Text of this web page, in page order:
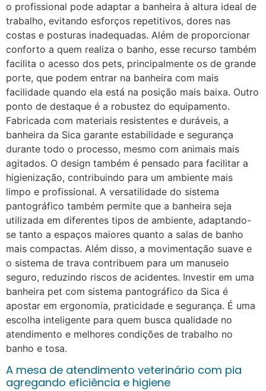
o profissional pode adaptar a banheira à altura ideal de
trabalho, evitando esforços repetitivos, dores nas
costas e posturas inadequadas. Além de proporcionar
conforto a quem realiza o banho, esse recurso também
facilita o acesso dos pets, principalmente os de grande
porte, que podem entrar na banheira com mais
facilidade quando ela está na posição mais baixa. Outro
ponto de destaque é a robustez do equipamento.
Fabricada com materiais resistentes e duráveis, a
banheira da Sica garante estabilidade e segurança
durante todo o processo, mesmo com animais mais
agitados. O design também é pensado para facilitar a
higienização, contribuindo para um ambiente mais
limpo e profissional. A versatilidade do sistema
pantográfico também permite que a banheira seja
utilizada em diferentes tipos de ambiente, adaptando-
se tanto a espaços maiores quanto a salas de banho
mais compactas. Além disso, a movimentação suave e
o sistema de trava contribuem para um manuseio
seguro, reduzindo riscos de acidentes. Investir em uma
banheira pet com sistema pantográfico da Sica é
apostar em ergonomia, praticidade e segurança. É uma
escolha inteligente para quem busca qualidade no
atendimento e melhores condições de trabalho no
banho e tosa.
A mesa de atendimento veterinário com pia
agregando eficiência e higiene